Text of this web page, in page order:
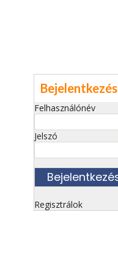
Bejelentkezés
Felhasználónév
Jelszó
Regisztrálok